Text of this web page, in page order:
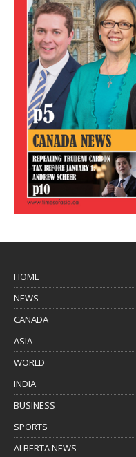
HOME
NEWS
CANADA
ASIA
WORLD
INDIA
BUSINESS
SPORTS
ALBERTA NEWS